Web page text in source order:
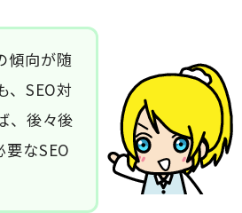
傾向が随
、SEO対
、後々後
なSEO